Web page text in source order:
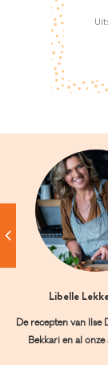
Libelle
De recepten van Ilse
Bekkari en al onze